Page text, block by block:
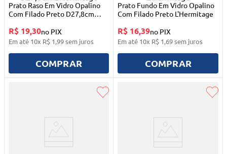
Prato Raso Em Vidro Opalino
Com Filado Preto D27,8cm
R$ 19,30no PIX
Em até 10x R$ 1,99sem juros
COMPRAR
Prato Fundo Em Vidro Opalino
Com Filado Preto L'Hermitage
R$ 16,39no PIX
Em até 10x R$ 1,69sem juros
COMPRAR